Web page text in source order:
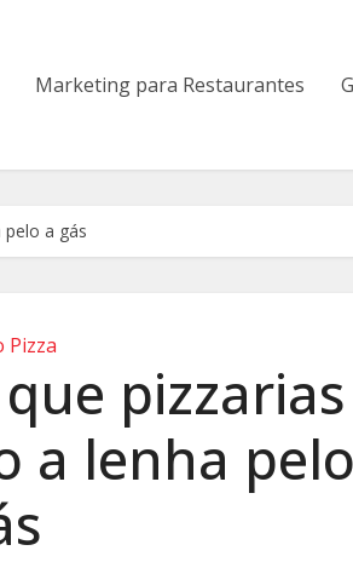
Marketing para Restaurantes
a gás
Pizza
pizzarias
a lenha